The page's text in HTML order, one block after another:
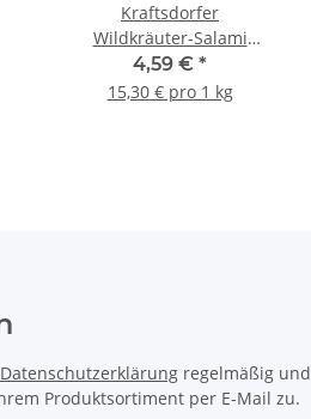
Kraftsdorfer
Wildkräuter-Salami
300g
4,59 € *
15,30 € pro 1 kg
Datenschutzerklärung regelmäßig und
Produktsortiment per E-Mail zu.